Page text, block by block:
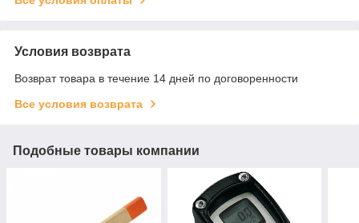
Условия возврата
Возврат товара в течение 14 дней по договоренности
Все условия возврата
Подобные товары компании